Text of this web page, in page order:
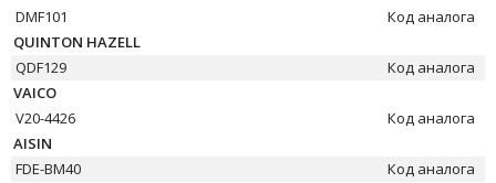
DMF101
Код аналога
QUINTON HAZELL
QDF129
Код аналога
VAICO
V20-4426
Код аналога
AISIN
FDE-BM40
Код аналога